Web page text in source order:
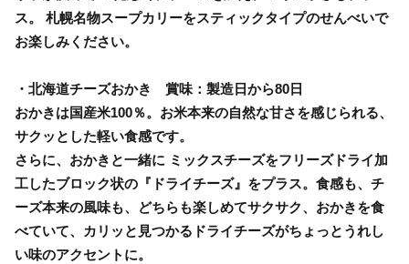
ス。 札幌名物スープカリーをスティックタイプのせんべいで
お楽しみください。
・北海道チーズおかき 賞味：製造日から80日
おかきは国産米100％。お米本来の自然な甘さを感じられる、
サクッとした軽い食感です。
さらに、おかきと一緒に ミックスチーズをフリーズドライ加
工したブロック状の『ドライチーズ』をプラス。食感も、チ
ーズ本来の風味も、どちらも楽しめてサクサク、おかきを食
べていて、カリッと見つかるドライチーズがちょっとうれし
い味のアクセントに。